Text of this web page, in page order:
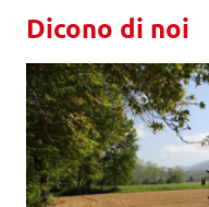
Dicono di noi